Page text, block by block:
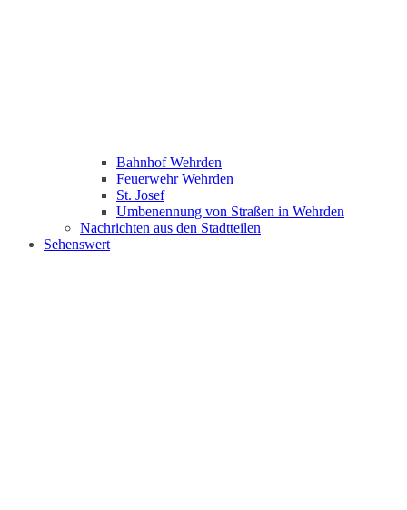
Bahnhof Wehrden
Feuerwehr Wehrden
St. Josef
Umbenennung von Straßen in Wehrden
Nachrichten aus den Stadtteilen
Sehenswert